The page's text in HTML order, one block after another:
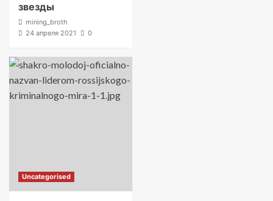
звезды
mining_broth
24 апреля 2021
0
Uncategorised